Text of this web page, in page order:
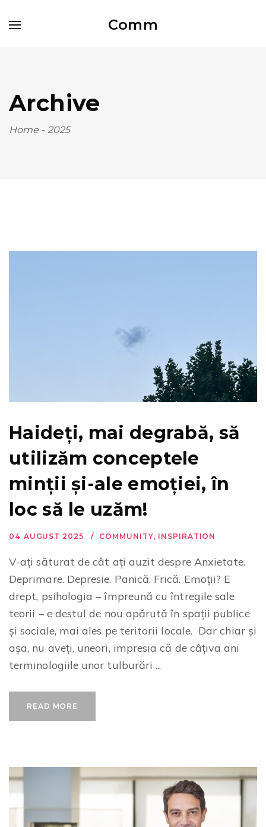
Comm
Archive
Home - 2025
Haideți, mai degrabă, să
utilizăm conceptele
minții și-ale emoției, în
loc să le uzăm!
04 AUGUST 2025 COMMUNITY, INSPIRATION
V-ați săturat de cât ați auzit despre Anxietate.
Deprimare. Depresie. Panică. Frică. Emoții? E
drept, psihologia – împreună cu întregile sale
teorii – e destul de nou apărută în spații publice
și sociale, mai ales pe teritorii locale. Dar chiar și
așa, nu aveți, uneori, impresia că de câțiva ani
terminologiile unor tulburări ...
READ MORE